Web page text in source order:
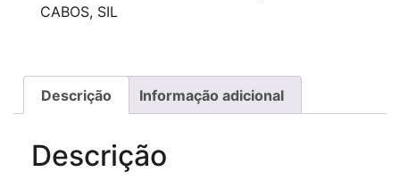
CABOS, SIL
Descrição Informação adicional
Descrição